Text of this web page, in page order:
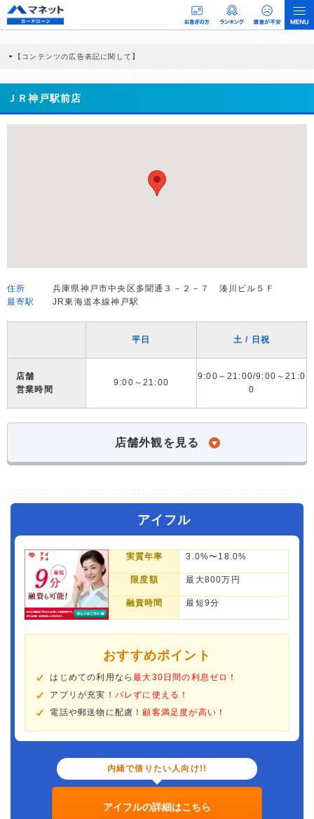
【コンテンツの広告表記に関して】
商品を根拠なくPRするものではなく、当編集部の調査／ユーザーへの口コミ収集な
どに基づき、公平性を担保した情報提供を行っています。
>提携企業一覧
ＪＲ神戸駅前店
住所
兵庫県神戸市中央区多聞通３－２－７ 湊川ビル５Ｆ
最寄駅
JR東海道本線神戸駅
平日 土 / 日祝
店舗
営業時間
9:00～21:00
9:00～21:00/9:00～21:0
0
店舗外観を見る
アイフル
実質年率 3.0%〜18.0%
限度額 最大800万円
融資時間 最短9分
おすすめポイント
はじめての利用なら最大30日間の利息ゼロ ！
アプリが充実！ バレずに使える ！
電話や郵送物に配慮！顧客満足度が高い ！
内緒で借りたい人向け!!
アイフルの詳細はこちら